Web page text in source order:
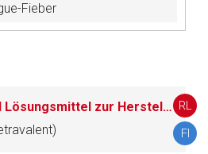
Fieber
Qdenga Pulver und Lösungsmittel zur Herstellung einer Injektionslösung in einer Fertigspritze RL
FI
Ebenso gelten dort ggf. andere